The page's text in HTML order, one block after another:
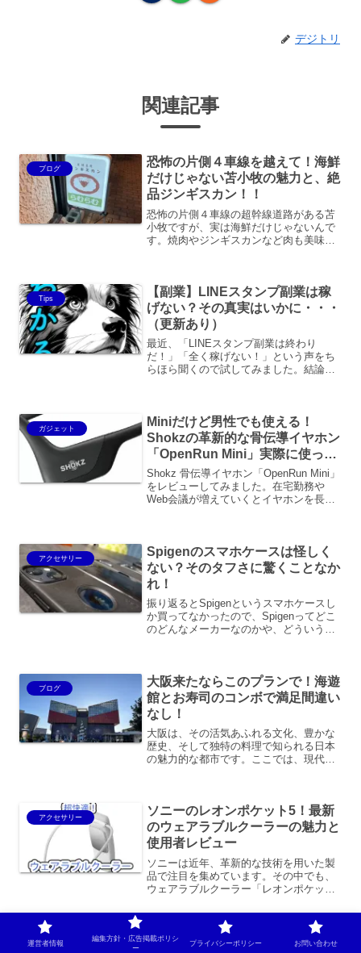
デジトリ
関連記事
ブログ
恐怖の片側４車線を越えて！海鮮
だけじゃない苫小牧の魅力と、絶
品ジンギスカン！！
恐怖の片側４車線の超幹線道路がある苫
小牧ですが、実は海鮮だけじゃないんで
す。焼肉やジンギスカンなど肉も美味し
が考えられます。流通の要として良い食
材が日々やってくるため、鮮度の高い美
味しい食材にありつけるというわけで
す。
Tips
【副業】LINEスタンプ副業は稼
げない？その真実はいかに・・・
（更新あり）
最近、「LINEスタンプ副業は終わり
だ！」「全く稼げない！」という声をち
らほら聞くので試してみました。結論か
がないと購入してく...
ガジェット
Miniだけど男性でも使える！
Shokzの革新的な骨伝導イヤホン
「OpenRun Mini」実際に使って
みたレビュー！
Shokz 骨伝導イヤホン「OpenRun Mini」
をレビューしてみました。在宅勤務や
Web会議が増えていくとイヤホンを長時
ヤホンですが、スポーツにも使えて1つで
複数シーンで活躍できます。
アクセサリー
Spigenのスマホケースは怪しく
ない？そのタフさに驚くことなか
れ！
振り返るとSpigenというスマホケースし
か買ってなかったので、Spigenってどこ
のどんなメーカーなのかや、どういうラ
マホを守るために必須です。
ブログ
大阪来たならこのプランで！海遊
館とお寿司のコンボで満足間違い
なし！
大阪は、その活気あふれる文化、豊かな
歴史、そして独特の料理で知られる日本
の魅力的な都市です。ここでは、現代と
ド定番な名所から、道頓堀...
アクセサリー
ソニーのレオンポケット5！最新
のウェアラブルクーラーの魅力と
使用者レビュー
ソニーは近年、革新的な技術を用いた製
品で注目を集めています。その中でも、
ウェアラブルクーラー「レオンポケッ
い評価を受けています。本記事では、最
新モデルであるレオンポケット5の特徴
と、その使用者レビューを詳...
運営者情報
編集方針・広告掲載ポリシ
ー
プライバシーポリシー お問い合わせ